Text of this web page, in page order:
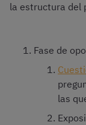
la estructura del
Fase de
las